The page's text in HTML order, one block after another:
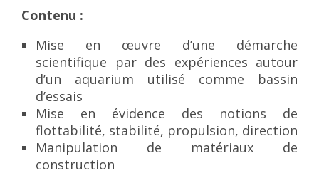
Contenu :
Mise en œuvre d’une démarche
scientifique par des expériences autour
d’un aquarium utilisé comme bassin
d’essais
Mise en évidence des notions de
flottabilité, stabilité, propulsion, direction
Manipulation de matériaux de
construction